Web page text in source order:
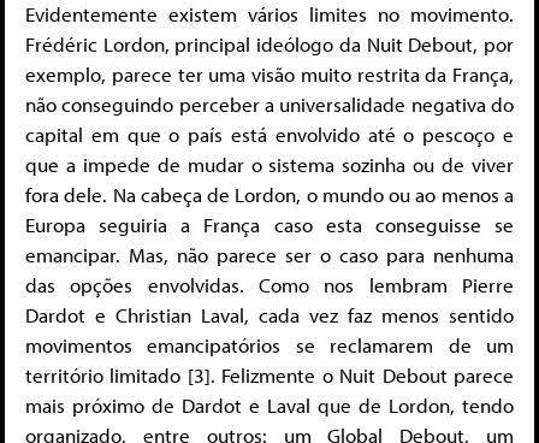
Evidentemente existem vários limites no movimento.
Frédéric Lordon, principal ideólogo da Nuit Debout, por
exemplo, parece ter uma visão muito restrita da França,
não conseguindo perceber a universalidade negativa do
capital em que o país está envolvido até o pescoço e
que a impede de mudar o sistema sozinha ou de viver
fora dele. Na cabeça de Lordon, o mundo ou ao menos a
Europa seguiria a França caso esta conseguisse se
emancipar. Mas, não parece ser o caso para nenhuma
das opções envolvidas. Como nos lembram Pierre
Dardot e Christian Laval, cada vez faz menos sentido
movimentos emancipatórios se reclamarem de um
território limitado [3]. Felizmente o Nuit Debout parece
mais próximo de Dardot e Laval que de Lordon, tendo
organizado, entre outros: um Global Debout, um